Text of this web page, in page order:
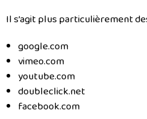
Il s’agit plus particulièrement
google.com
vimeo.com
youtube.com
doubleclick.net
facebook.com